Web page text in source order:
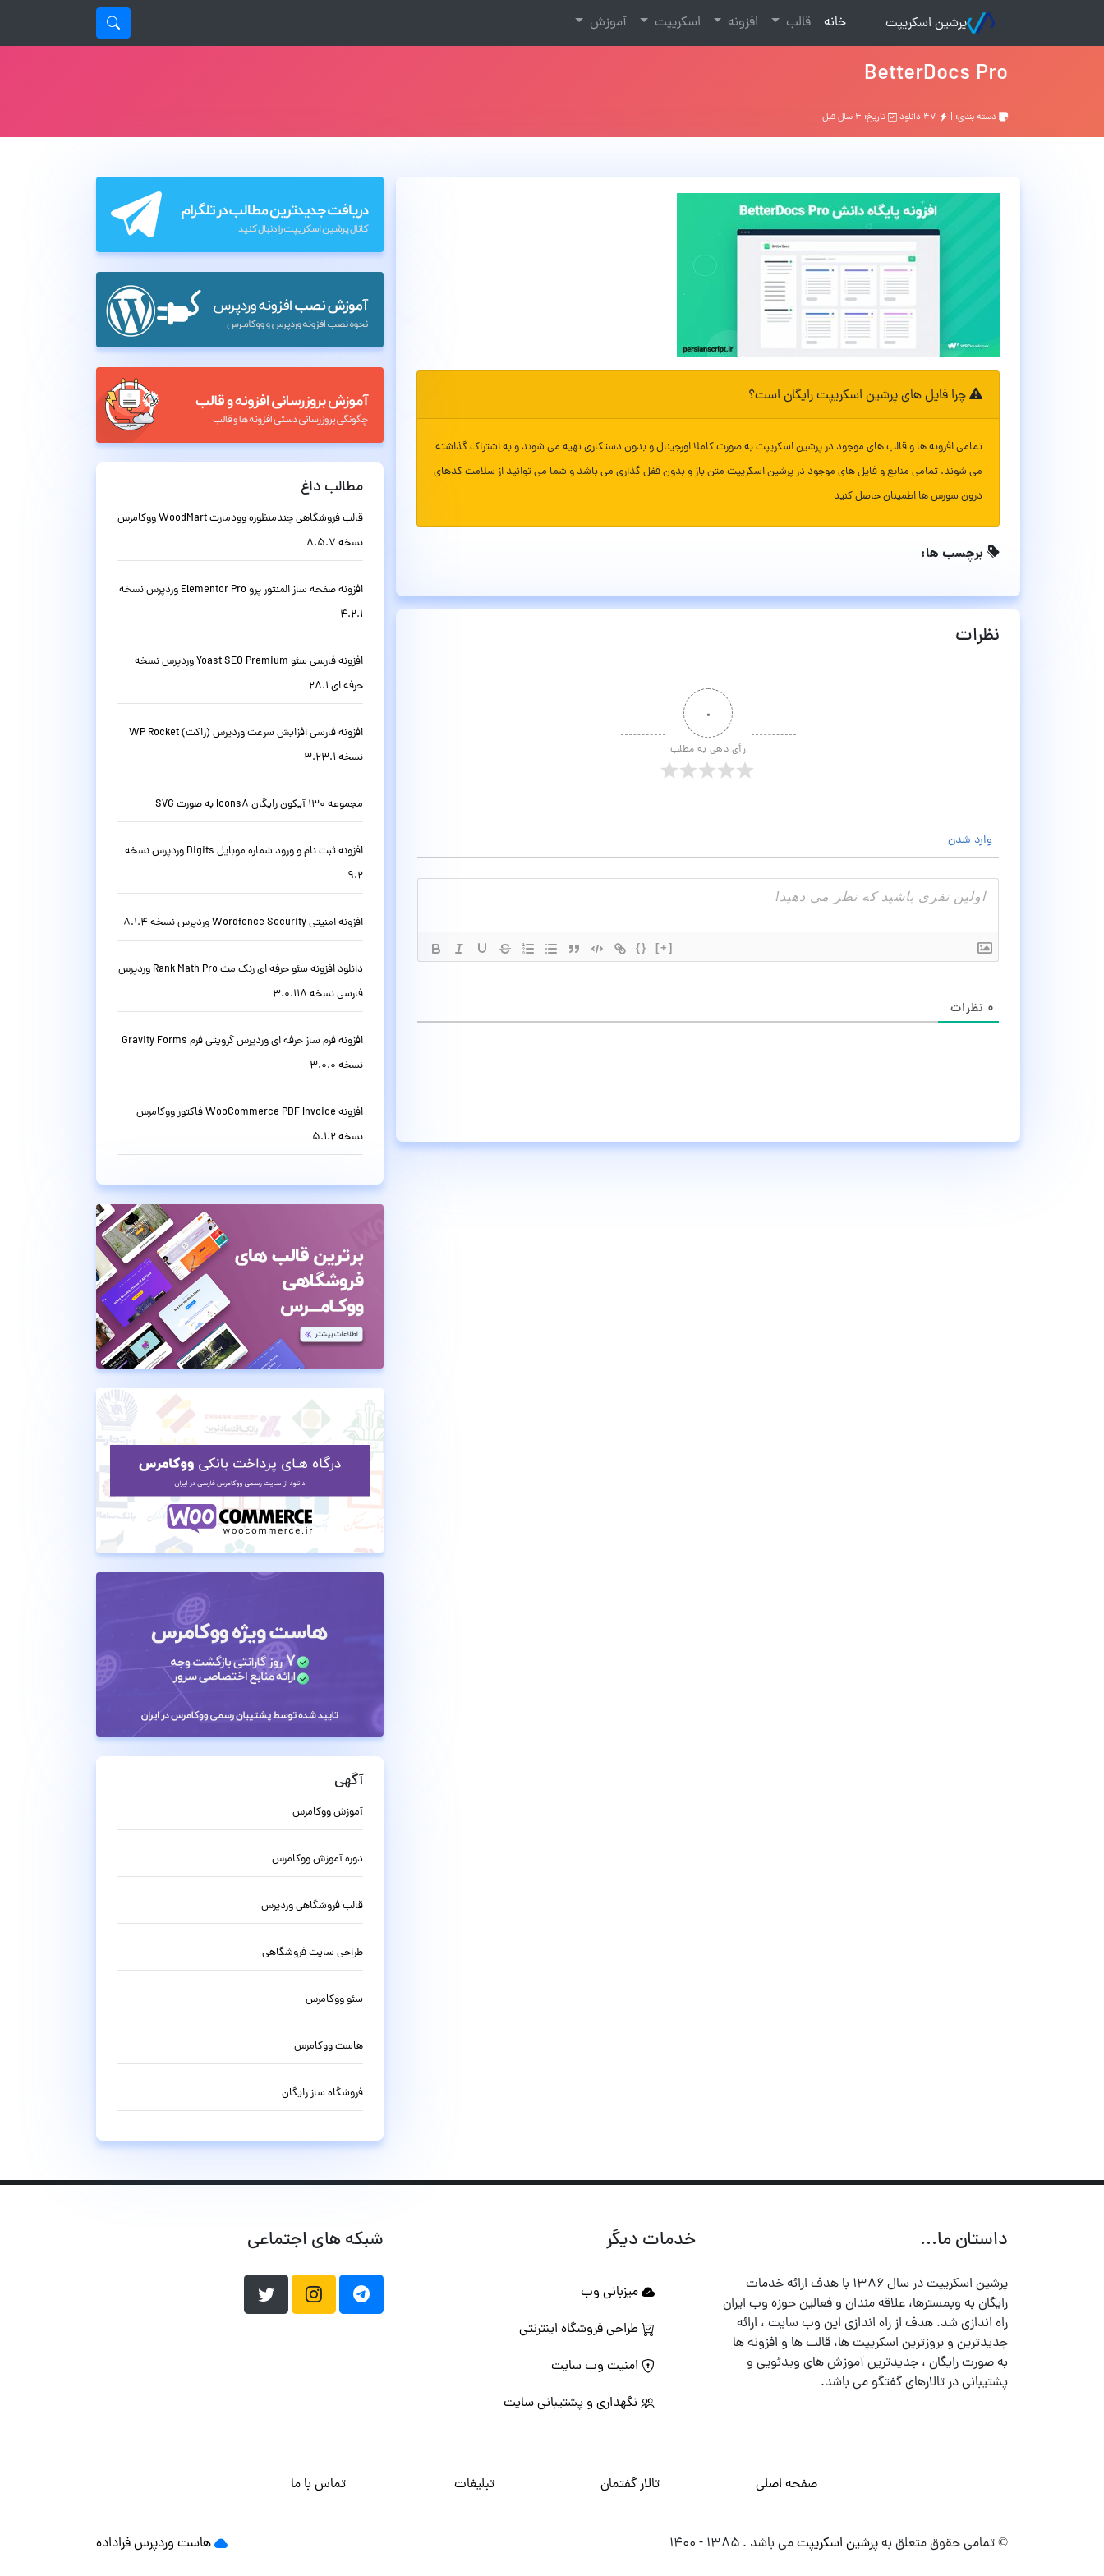
پرشین اسکریپت خانه
(current) قالب افزونه اسکریپت آموزش
BetterDocs Pro
دسته بندی: | تاریخ: ۴ سال قبل
چرا فایل های پرشین اسکریپت رایگان است؟
تمامی افزونه ها و قالب های موجود در پرشین اسکریپت به صورت کاملا اورجینال و بدون دستکاری تهیه می شوند و به اشتراک گذاشته
می شوند. تمامی منابع و فایل های موجود در پرشین اسکریپت متن باز و بدون قفل گذاری می باشد و شما می توانید از سلامت کدهای
درون سورس ها اطمینان حاصل کنید
برچسب ها:
نظرات
۰
رأی دهی به مطلب
وارد شدن
{} [+]
۰ نظرات
مطالب داغ
قالب فروشگاهی چندمنظوره وودمارت WoodMart ووکامرس
نسخه 8.5.7
افزونه صفحه ساز المنتور پرو Elementor Pro وردپرس نسخه
4.2.1
افزونه فارسی سئو Yoast SEO Premium وردپرس نسخه
حرفه ای 28.1
افزونه فارسی افزایش سرعت وردپرس (راکت) WP Rocket
نسخه 3.23.1
مجموعه 130 آیکون رایگان Icons8 به صورت SVG
افزونه ثبت نام و ورود شماره موبایل Digits وردپرس نسخه
9.2
افزونه امنیتی Wordfence Security وردپرس نسخه 8.1.4
دانلود افزونه سئو حرفه ای رنک مث Rank Math Pro وردپرس
فارسی نسخه 3.0.118
افزونه فرم ساز حرفه ای وردپرس گرویتی فرم Gravity Forms
نسخه 3.0.0
افزونه WooCommerce PDF Invoice فاکتور ووکامرس
نسخه 5.1.2
آگهی
آموزش ووکامرس
دوره آموزش ووکامرس
قالب فروشگاهی وردپرس
طراحی سایت فروشگاهی
سئو ووکامرس
هاست ووکامرس
فروشگاه ساز رایگان
داستان ما...
پرشین اسکریپت در سال ۱۳۸۶ با هدف ارائه خدمات
رایگان به وبمسترها، علاقه مندان و فعالین حوزه وب ایران
راه اندازی شد. هدف از راه اندازی این وب سایت ، ارائه
جدیدترین و بروزترین اسکریپت ها، قالب ها و افزونه ها
به صورت رایگان ، جدیدترین آموزش های ویدئویی و
پشتیبانی در تالارهای گفتگو می باشد.
خدمات دیگر
میزبانی وب
طراحی فروشگاه اینترنتی
امنیت وب سایت
نگهداری و پشتیبانی سایت
شبکه های اجتماعی
صفحه اصلی تالار گفتمان تبلیغات تماس با ما
© تمامی حقوق متعلق بهپرشین اسکریپتمی باشد . ۱۳۸۵ - ۱۴۰۰ هاست وردپرسفراداده